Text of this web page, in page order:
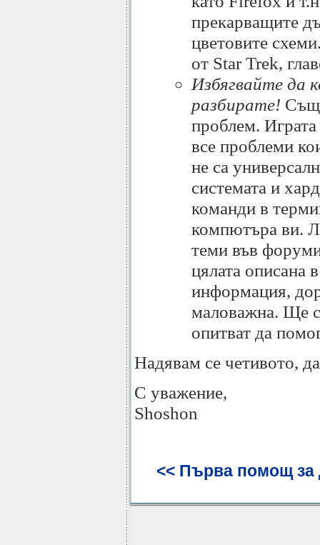
прекарващите
цветовите
от Star Trek,
Избягвайте да
разбирате!
проблем.
все проблеми
не са
системата и
команди в
компютъра ви.
теми във
цялата описана
информация,
маловажна. Ще
опитват да
Надявам се четивото,
С уважение,
Shoshon
<< Първа помощ за